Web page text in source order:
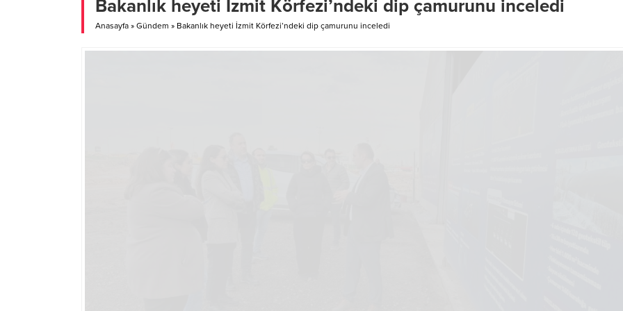
Metin Alper ile...
Yardımcısı Ayhan Akpay, İl
Bakanlık heyeti İzmit Körfezi’ndeki dip çamurunu inceledi
Anasayfa » Gündem » Bakanlık heyeti İzmit Körfezi’ndeki dip çamurunu inceledi